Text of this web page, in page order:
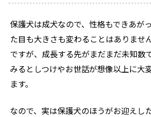
保護犬は成犬なので、性格もできあが
た目も大きさも変わることはありませ
ですが、成長する先がまだまだ未知数
みるとしつけやお世話が想像以上に大
ます。
なので、実は保護犬のほうがお迎えし